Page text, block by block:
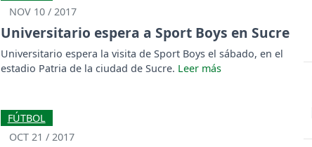
NOV 10 / 2017
Universitario espera a Sport Boys en Sucre
Universitario espera la visita de Sport Boys el sábado, en el
estadio Patria de la ciudad de Sucre.
FÚTBOL
OCT 21 / 2017